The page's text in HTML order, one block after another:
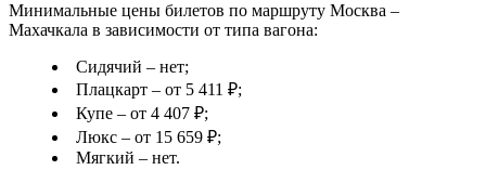
Минимальные цены билетов по маршруту Москва –
Махачкала в зависимости от типа вагона:
Сидячий – нет;
Плацкарт – от 5 411 ₽;
Купе – от 4 407 ₽;
Люкс – от 15 659 ₽;
Мягкий – нет.